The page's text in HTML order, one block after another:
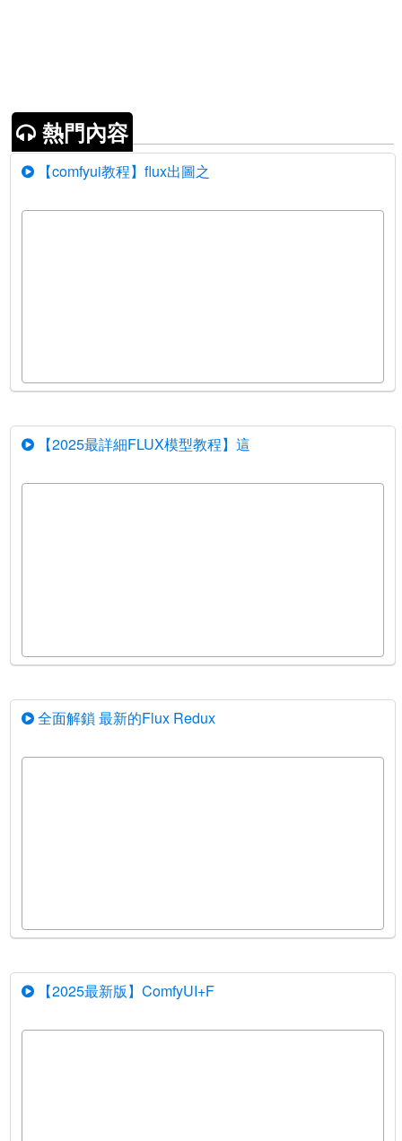
熱門內容
【comfyui教程】flux出圖之
【2025最詳細FLUX模型教程】這
全面解鎖 最新的Flux Redux
【2025最新版】ComfyUI+F